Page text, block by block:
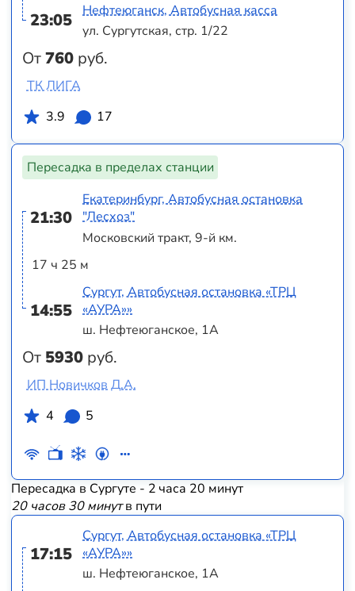
23:05
От760 руб.
Нефтеюганск, Автобусная касса
ул. Сургутская, стр. 1/22
ТК ЛИГА
3.9
17
Пересадка в пределах станции
21:30
17 ч 25 м
14:55
От 5930 руб.
Екатеринбург, Автобусная остановка
"Лесхоз"
Московский тракт, 9-й км.
Сургут, Автобусная остановка «ТРЦ
«АУРА»»
ш. Нефтеюганское, 1А
ИП Новичков Д.А.
4
5
Пересадка в Сургуте - 2 часа 20 минут
20 часов 30 минутв пути
17:15
Сургут, Автобусная остановка «ТРЦ
«АУРА»»
ш. Нефтеюганское, 1А